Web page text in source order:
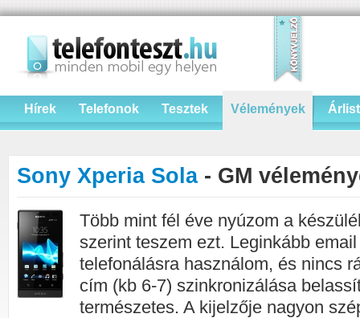
Hírek Telefonok Tesztek Vélemények
Sony Xperia Sola- GM
Több mint fél éve nyúzom a
szerint teszem ezt. Leginkább
telefonálásra használom, és nincs
cím (kb 6-7) szinkronizálása
természetes. A kijelzője nagyon